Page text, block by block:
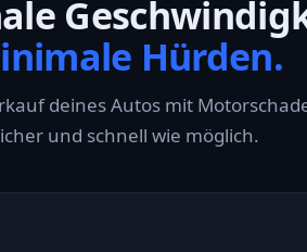
Hürden.
deines Autos mit
und schnell wie möglich.